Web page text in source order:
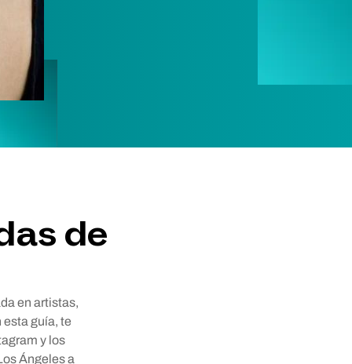
de
en artistas,
guía, te
y los
Ángeles a